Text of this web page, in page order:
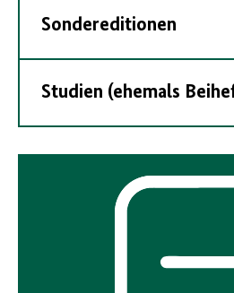
Sondereditionen
Studien (ehemals